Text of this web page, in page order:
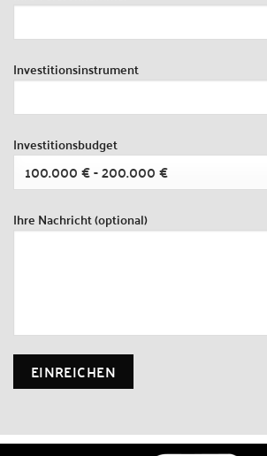
Investitionsinstrument
Investitionsbudget
Ihre Nachricht (optional)